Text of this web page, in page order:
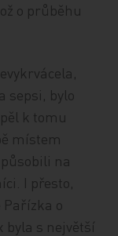
o průběhu
sepsi, bylo
k tomu
místem
na
I přesto,
o
byla s největší